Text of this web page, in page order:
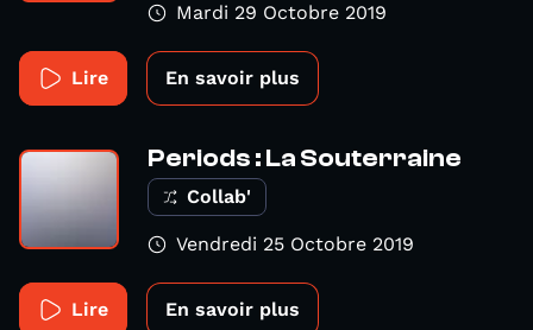
Mardi 29 Octobre 2019
Lire En savoir plus
Periods : La Souterraine
Collab'
Vendredi 25 Octobre 2019
Lire En savoir plus